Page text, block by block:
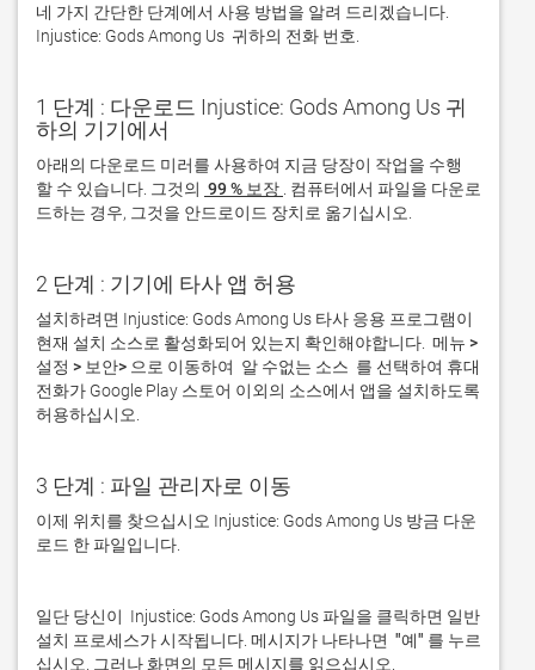
네 가지 간단한 단계에서 사용 방법을 알려 드리겠습니다.
Injustice: Gods Among Us  귀하의 전화 번호.
1 단계 : 다운로드 Injustice: Gods Among Us 귀
하의 기기에서
아래의 다운로드 미러를 사용하여 지금 당장이 작업을 수행
할 수 있습니다. 그것의 99 % 보장
. 컴퓨터에서 파일을 다운로
드하는 경우, 그것을 안드로이드 장치로 옮기십시오.
2 단계 : 기기에 타사 앱 허용
설치하려면 Injustice: Gods Among Us 타사 응용 프로그램이
현재 설치 소스로 활성화되어 있는지 확인해야합니다. 메뉴 >
설정 > 보안> 으로 이동하여 알 수없는 소스 를 선택하여 휴대
전화가 Google Play 스토어 이외의 소스에서 앱을 설치하도록
허용하십시오.
3 단계 : 파일 관리자로 이동
이제 위치를 찾으십시오 Injustice: Gods Among Us 방금 다운
로드 한 파일입니다.
일단 당신이  Injustice: Gods Among Us 파일을 클릭하면 일반
설치 프로세스가 시작됩니다. 메시지가 나타나면 "예" 를 누르
십시오. 그러나 화면의 모든 메시지를 읽으십시오.